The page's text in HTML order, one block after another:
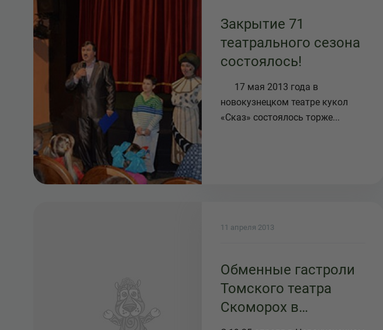
Закрытие 71
театрального сезона
состоялось!
17 мая 2013 года в
новокузнецком театре кукол
«Сказ» состоялось торже...
11 апреля 2013
Обменные гастроли
Томского театра
Скоморох в
Новокузнецком